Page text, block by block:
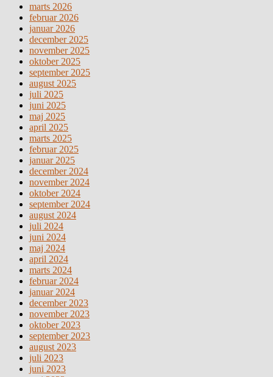
marts 2026
februar 2026
januar 2026
december 2025
november 2025
oktober 2025
september 2025
august 2025
juli 2025
juni 2025
maj 2025
april 2025
marts 2025
februar 2025
januar 2025
december 2024
november 2024
oktober 2024
september 2024
august 2024
juli 2024
juni 2024
maj 2024
april 2024
marts 2024
februar 2024
januar 2024
december 2023
november 2023
oktober 2023
september 2023
august 2023
juli 2023
juni 2023